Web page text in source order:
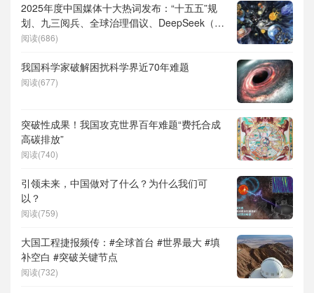
2025年度中国媒体十大热词发布：“十五五”规
划、九三阅兵、全球治理倡议、DeepSeek（深
度求索）、人形机器人、苏超、票根经济、育
阅读(686)
我国科学家破解困扰科学界近70年难题
阅读(677)
突破性成果！我国攻克世界百年难题“费托合成
高碳排放”
阅读(740)
引领未来，中国做对了什么？为什么我们可
以？
阅读(759)
大国工程捷报频传：#全球首台 #世界最大 #填
补空白 #突破关键节点
阅读(732)